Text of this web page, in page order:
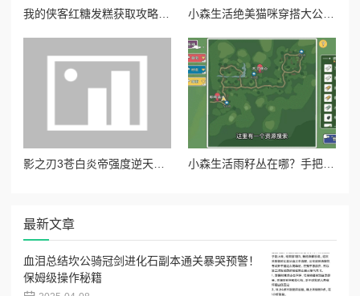
小森生活绝美猫咪穿搭大公开！超全获取攻略一次收齐
小森生活雨籽丛在哪？手把手教你找绝美打卡点！
最新文章
血泪总结坎公骑冠剑进化石副本通关暴哭预警！
保姆级操作秘籍